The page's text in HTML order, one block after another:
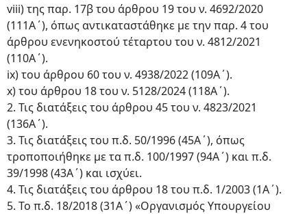
viii) της παρ. 17β του άρθρου 19 του ν. 4692/2020
(111Α΄), όπως αντικαταστάθηκε με την παρ. 4 του
άρθρου ενενηκοστού τέταρτου του ν. 4812/2021
(110Α΄).
ix) του άρθρου 60 του ν. 4938/2022 (109Α΄).
x) του άρθρου 18 του ν. 5128/2024 (118Α΄).
2. Τις διατάξεις του άρθρου 45 του ν. 4823/2021
(136Α΄).
3. Τις διατάξεις του π.δ. 50/1996 (45Α΄), όπως
τροποποιήθηκε με τα π.δ. 100/1997 (94Α΄) και π.δ.
39/1998 (43Α΄) και ισχύει.
4. Τις διατάξεις του άρθρου 18 του π.δ. 1/2003 (1Α΄).
5. Το π.δ. 18/2018 (31Α΄) «Οργανισμός Υπουργείου